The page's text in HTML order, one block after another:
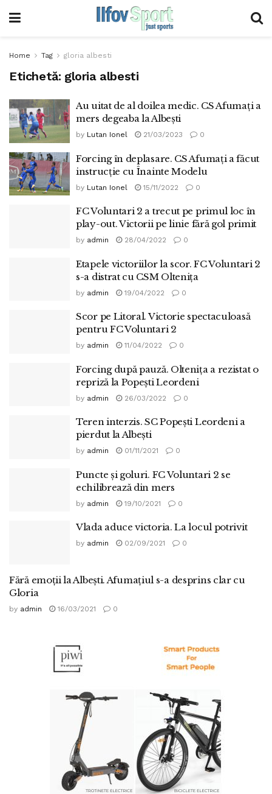
Home Tag gloria albesti
Etichetă: gloria albesti
Au uitat de al doilea medic. CS Afumați a
mers degeaba la Albești
by Lutan Ionel 21/03/2023 0
Forcing în deplasare. CS Afumați a făcut
instrucție cu Înainte Modelu
by Lutan Ionel 15/11/2022 0
FC Voluntari 2 a trecut pe primul loc în
play-out. Victorii pe linie fără gol primit
by admin 28/04/2022 0
Etapele victoriilor la scor. FC Voluntari 2
s-a distrat cu CSM Oltenița
by admin 19/04/2022 0
Scor pe Litoral. Victorie spectaculoasă
pentru FC Voluntari 2
by admin 11/04/2022 0
Forcing după pauză. Olteniţa a rezistat o
repriză la Popeşti Leordeni
by admin 26/03/2022 0
Teren interzis. SC Popeşti Leordeni a
pierdut la Albeşti
by admin 01/11/2021 0
Puncte și goluri. FC Voluntari 2 se
echilibrează din mers
by admin 19/10/2021 0
Vlada aduce victoria. La locul potrivit
by admin 02/09/2021 0
Fără emoții la Albești. Afumațiul s-a desprins clar cu
Gloria
by admin 16/03/2021 0